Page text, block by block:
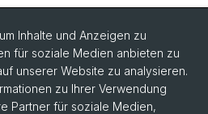
Inhalte und Anzeigen zu
für soziale Medien anbieten zu
unserer Website zu analysieren.
zu Ihrer Verwendung
Partner für soziale Medien,